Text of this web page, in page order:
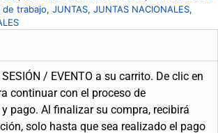
de trabajo, JUNTAS, JUNTAS NACIONALES,
/ EVENTO a su carrito. De clic en
continuar con el proceso de
pago. Al finalizar su compra, recibirá
solo hasta que sea realizado el pago